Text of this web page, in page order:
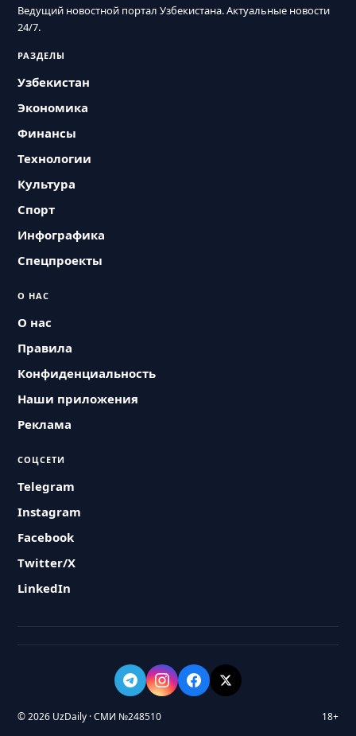
Ведущий новостной портал Узбекистана. Актуальные новости
24/7.
РАЗДЕЛЫ
Узбекистан
Экономика
Финансы
Технологии
Культура
Спорт
Инфографика
Спецпроекты
О НАС
О нас
Правила
Конфиденциальность
Наши приложения
Реклама
СОЦСЕТИ
Telegram
Instagram
Facebook
Twitter/X
LinkedIn
© 2026 UzDaily · СМИ №248510 18+